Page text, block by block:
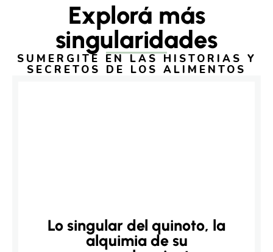
Explorá más
singularidades
SUMERGITE EN LAS HISTORIAS Y
SECRETOS DE LOS ALIMENTOS
Lo singular del quinoto, la
alquimia de su